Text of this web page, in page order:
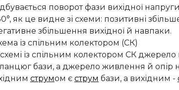
поворот фази вихідної
як це видне зі схеми: позитивні
збільшення вихідної й навпаки.
із спільним колектором (СК)
із спільним колектором СК джерело
бази, а джерело живлення й опір
струмом є струм бази, а вихідним -